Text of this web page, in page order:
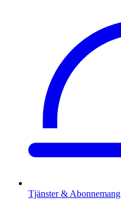
Tjänster & Abonnemang